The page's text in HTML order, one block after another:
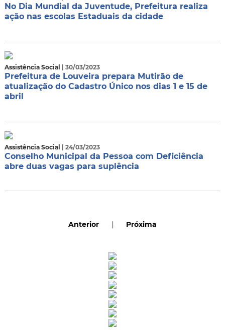
No Dia Mundial da Juventude, Prefeitura realiza
ação nas escolas Estaduais da cidade
Assistência Social | 30/03/2023
Prefeitura de Louveira prepara Mutirão de
atualização do Cadastro Único nos dias 1 e 15 de
abril
Assistência Social | 24/03/2023
Conselho Municipal da Pessoa com Deficiência
abre duas vagas para suplência
Anterior | Próxima